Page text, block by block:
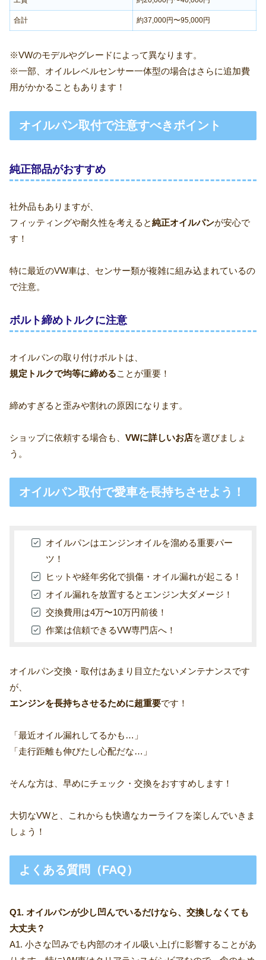
合計 約37,000円〜95,000円
※VWのモデルやグレードによって異なります。
※一部、オイルレベルセンサー一体型の場合はさらに追加費
用がかかることもあります！
オイルパン取付で注意すべきポイント
純正部品がおすすめ
社外品もありますが、
フィッティングや耐久性を考えると純正オイルパンが安心で
す！
特に最近のVW車は、センサー類が複雑に組み込まれているの
で注意。
ボルト締めトルクに注意
オイルパンの取り付けボルトは、
規定トルクで均等に締めることが重要！
締めすぎると歪みや割れの原因になります。
ショップに依頼する場合も、 VWに詳しいお店を選びましょ
う。
オイルパン取付で愛車を長持ちさせよう！
オイルパンはエンジンオイルを溜める重要パー
ツ！
ヒットや経年劣化で損傷・オイル漏れが起こる！
オイル漏れを放置するとエンジン大ダメージ！
交換費用は4万〜10万円前後！
作業は信頼できるVW専門店へ！
オイルパン交換・取付はあまり目立たないメンテナンスです
が、
エンジンを長持ちさせるために超重要です！
「最近オイル漏れしてるかも…」
「走行距離も伸びたし心配だな…」
そんな方は、早めにチェック・交換をおすすめします！
大切なVWと、これからも快適なカーライフを楽しんでいきま
しょう！
よくある質問（FAQ）
Q1. オイルパンが少し凹んでいるだけなら、交換しなくても
大丈夫？
A1. 小さな凹みでも内部のオイル吸い上げに影響することがあ